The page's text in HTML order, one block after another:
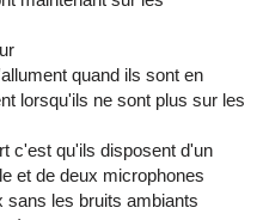
quand ils sont en
lorsqu'ils ne sont plus sur les
c'est qu'ils disposent d'un
et de deux microphones
sans les bruits ambiants